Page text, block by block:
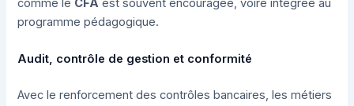
comme le CFA est souvent encouragée, voire intégrée au
programme pédagogique.
Audit, contrôle de gestion et conformité
Avec le renforcement des contrôles bancaires, les métiers